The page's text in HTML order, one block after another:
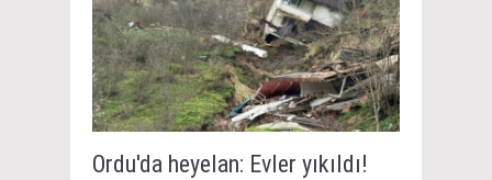
Ordu'da heyelan: Evler yıkıldı!